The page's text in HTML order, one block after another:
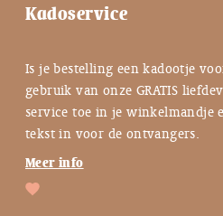
Kadoservice
Is je bestelling een kadootje
gebruik van onze GRATIS
service toe in je winkelmandje
tekst in voor de ontvangers.
Meer info